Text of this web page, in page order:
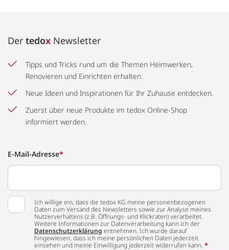
Der tedox Newsletter
Tipps und Tricks rund um die Themen Heimwerken,
Renovieren und Einrichten erhalten.
Neue Ideen und Inspirationen für Ihr Zuhause entdecken.
Zuerst über neue Produkte im tedox Online-Shop
informiert werden.
E-Mail-Adresse*
Ich willige ein, dass die tedox KG meine personenbezogenen
Daten zum Versand des Newsletters sowie zur Analyse meines
Nutzerverhaltens (z.B. Öffnungs- und Klickraten) verarbeitet.
Weitere Informationen zur Datenverarbeitung kann ich der
Datenschutzerklärung entnehmen. Ich wurde darauf
hingewiesen, dass ich meine persönlichen Daten jederzeit
einsehen und meine Einwilligung jederzeit widerrufen kann. *